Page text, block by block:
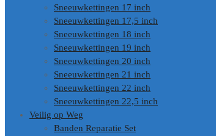
Sneeuwkettingen 17 inch
Sneeuwkettingen 17,5 inch
Sneeuwkettingen 18 inch
Sneeuwkettingen 19 inch
Sneeuwkettingen 20 inch
Sneeuwkettingen 21 inch
Sneeuwkettingen 22 inch
Sneeuwkettingen 22,5 inch
Veilig op Weg
Banden Reparatie Set